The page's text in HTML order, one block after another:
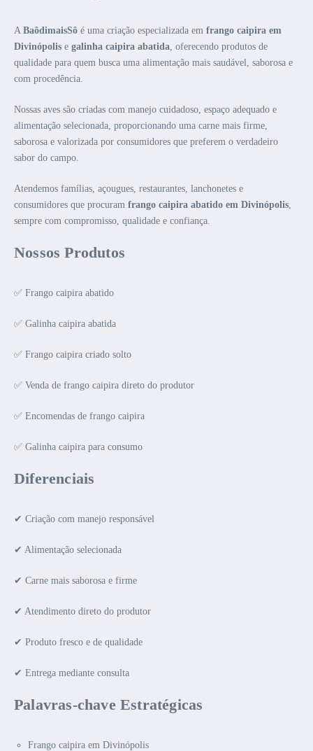
A BaôdimaisSô é uma criação especializada em frango caipira em
Divinópolis e galinha caipira abatida, oferecendo produtos de
qualidade para quem busca uma alimentação mais saudável, saborosa e
com procedência.
Nossas aves são criadas com manejo cuidadoso, espaço adequado e
alimentação selecionada, proporcionando uma carne mais firme,
saborosa e valorizada por consumidores que preferem o verdadeiro
sabor do campo.
Atendemos famílias, açougues, restaurantes, lanchonetes e
consumidores que procuram frango caipira abatido em Divinópolis,
sempre com compromisso, qualidade e confiança.
Nossos Produtos
✅ Frango caipira abatido
✅ Galinha caipira abatida
✅ Frango caipira criado solto
✅ Venda de frango caipira direto do produtor
✅ Encomendas de frango caipira
✅ Galinha caipira para consumo
Diferenciais
✔ Criação com manejo responsável
✔ Alimentação selecionada
✔ Carne mais saborosa e firme
✔ Atendimento direto do produtor
✔ Produto fresco e de qualidade
✔ Entrega mediante consulta
Palavras-chave Estratégicas
Frango caipira em Divinópolis